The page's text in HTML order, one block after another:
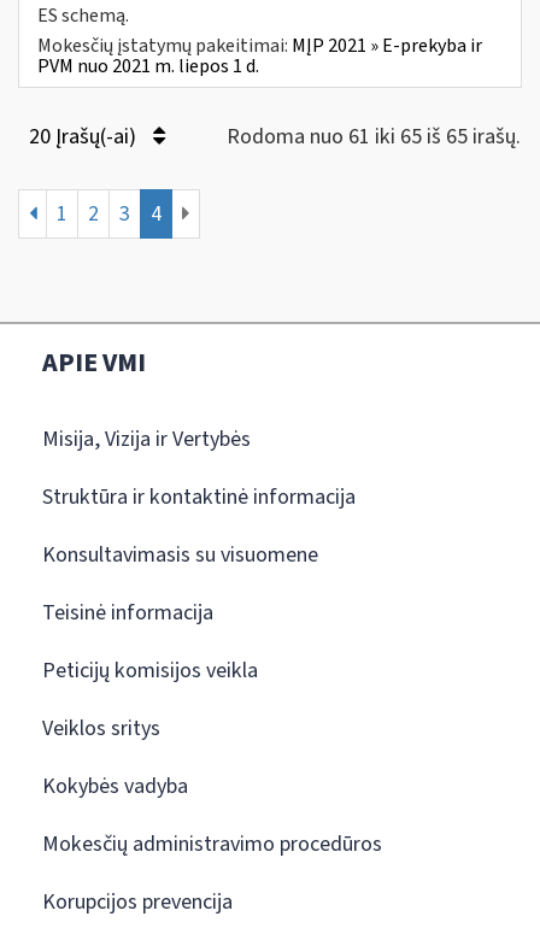
ES schemą.
Mokesčių įstatymų pakeitimai: MĮP 2021 » E-prekyba ir
PVM nuo 2021 m. liepos 1 d.
20 Įrašų(-ai) Rodoma nuo 61 iki 65 iš 65 irašų.
1 2 3 4
APIE VMI
Misija, Vizija ir Vertybės
Struktūra ir kontaktinė informacija
Konsultavimasis su visuomene
Teisinė informacija
Peticijų komisijos veikla
Veiklos sritys
Kokybės vadyba
Mokesčių administravimo procedūros
Korupcijos prevencija